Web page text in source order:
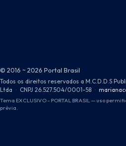
© 2016 ~ 2026 Portal Brasil
Todos os direitos reservados a M.C.D.D.S
Ltda · CNPJ 26.527.504/0001-58 ·
Tema EXCLUSIVO - PORTAL BRASIL — uso
prévia.